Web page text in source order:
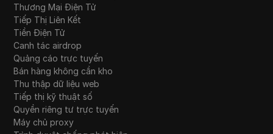
Venmo
Vimeo
VKontakte
Walmart Marketplace
Wayfair
WebMoney
Thương Mại Điện Tử
Tiếp Thị Liên Kết
Tiền Điện Tử
Canh tác airdrop
Quảng cáo trực tuyến
Bán hàng không cần kho
Thu thập dữ liệu web
Tiếp thị kỹ thuật số
Quyền riêng tư trực tuyến
Máy chủ proxy